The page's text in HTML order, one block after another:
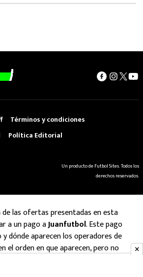
Términos y condiciones
Política Editorial
Un producto de Futbol Sites. Todos los
derechos reservados.
de las ofertas presentadas en esta
a un pago aJuanfutbol. Este pago
dónde aparecen los operadores de
el orden en que aparecen, pero no